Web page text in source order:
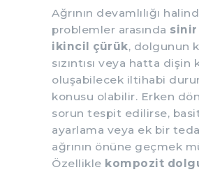
Ağrının devamlılığı
problemler arasında sinir
ikincil çürük, dolgunun
sızıntısı veya hatta dişin
oluşabilecek iltihabi
konusu olabilir. Erken
sorun tespit edilirse,
ayarlama veya ek bir
ağrının önüne geçmek
Özellikle kompozit